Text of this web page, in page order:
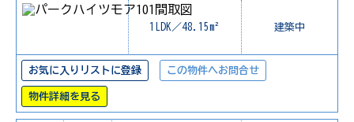
1LDK／48.15m² 建築中
お気に入りリストに登録 この物件へお問合せ
物件詳細を見る